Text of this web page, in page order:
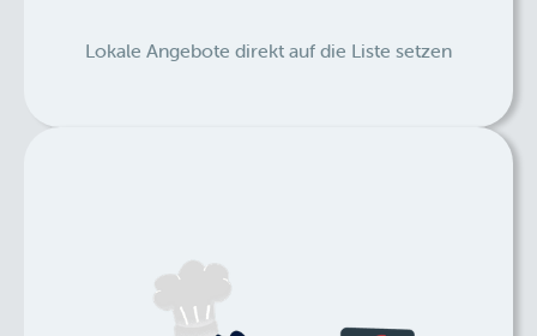
Lokale Angebote direkt auf die Liste setzen